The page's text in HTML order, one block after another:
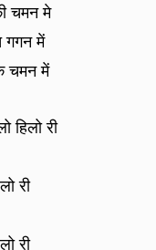
चमन मे
गगन में
चमन में
हिलो री
री
री